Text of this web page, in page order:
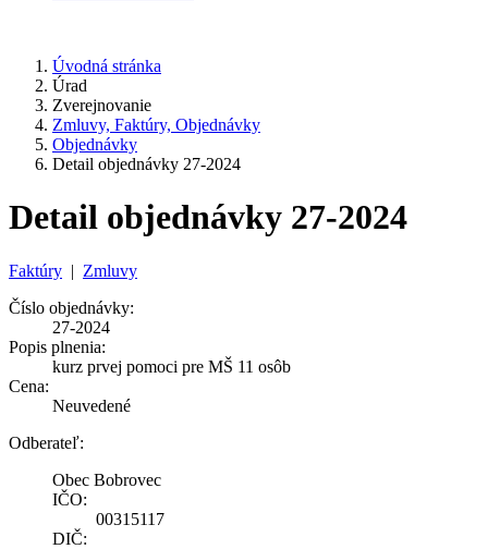
Úvodná stránka
Úrad
Zverejnovanie
Zmluvy, Faktúry, Objednávky
Objednávky
Detail objednávky 27-2024
Detail objednávky 27-2024
Faktúry | Zmluvy
Číslo objednávky:
27-2024
Popis plnenia:
kurz prvej pomoci pre MŠ 11 osôb
Cena:
Neuvedené
Odberateľ:
Obec Bobrovec
IČO:
00315117
DIČ: